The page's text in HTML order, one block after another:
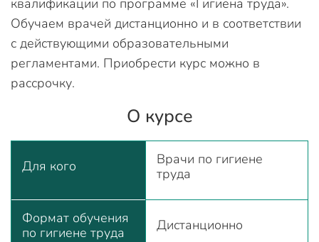
Обучаем врачей дистанционно и в соответствии
с действующими образовательными
регламентами. Приобрести курс можно в
рассрочку.
О курсе
Для кого
Врачи по гигиене
труда
Формат обучения
по гигиене труда
Дистанционно